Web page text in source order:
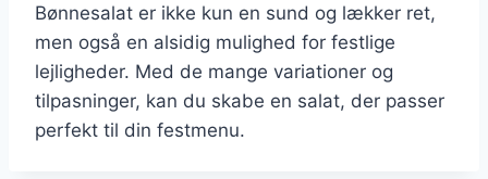
Bønnesalat er ikke kun en sund og lækker ret,
men også en alsidig mulighed for festlige
lejligheder. Med de mange variationer og
tilpasninger, kan du skabe en salat, der passer
perfekt til din festmenu.